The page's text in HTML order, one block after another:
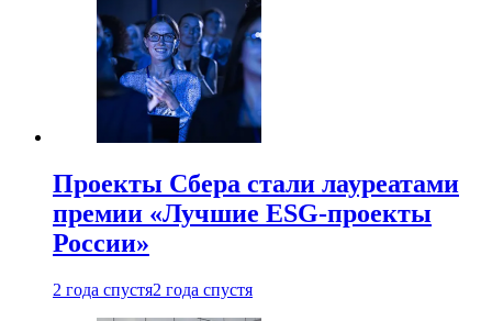
Проекты Сбера стали лауреатами
премии «Лучшие ESG-проекты
России»
2 года спустя2 года спустя